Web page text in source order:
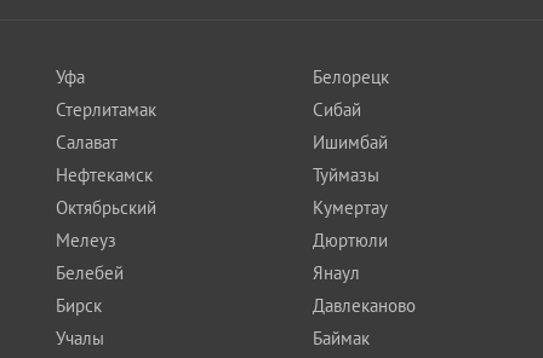
Уфа
Стерлитамак
Салават
Нефтекамск
Октябрьский
Белорецк
Сибай
Ишимбай
Туймазы
Кумертау
Мелеуз
Белебей
Бирск
Учалы
Дюртюли
Янаул
Давлеканово
Баймак